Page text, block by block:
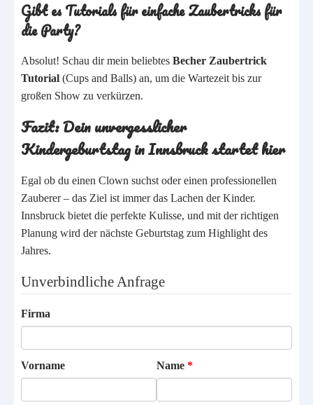
Gibt es Tutorials für einfache Zaubertricks für
die Party?
Absolut! Schau dir mein beliebtes Becher Zaubertrick
Tutorial (Cups and Balls) an, um die Wartezeit bis zur
großen Show zu verkürzen.
Fazit: Dein unvergesslicher
Kindergeburtstag in Innsbruck startet hier
Egal ob du einen Clown suchst oder einen professionellen
Zauberer – das Ziel ist immer das Lachen der Kinder.
Innsbruck bietet die perfekte Kulisse, und mit der richtigen
Planung wird der nächste Geburtstag zum Highlight des
Jahres.
Unverbindliche Anfrage
Firma
Vorname Name